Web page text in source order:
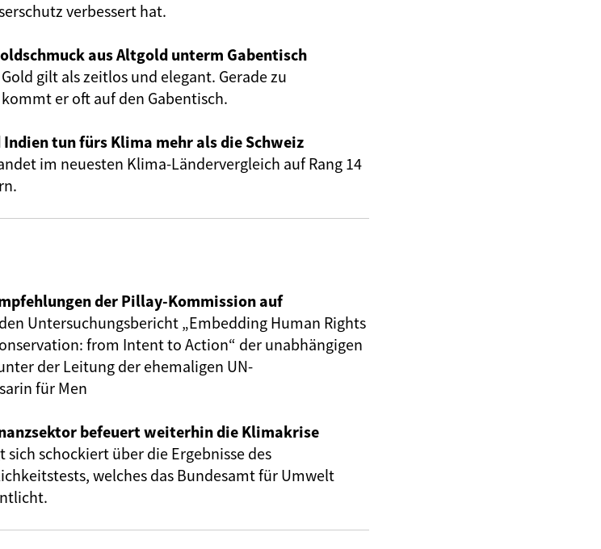
verbessert hat.
aus Altgold unterm Gabentisch
gilt als zeitlos und elegant. Gerade zu
er oft auf den Gabentisch.
tun fürs Klima mehr als die Schweiz
im neuesten Klima-Ländervergleich auf Rang 14
der Pillay-Kommission auf
Untersuchungsbericht „Embedding Human Rights
from Intent to Action“ der unabhängigen
der Leitung der ehemaligen UN-
für Men
befeuert weiterhin die Klimakrise
sich schockiert über die Ergebnisse des
welches das Bundesamt für Umwelt